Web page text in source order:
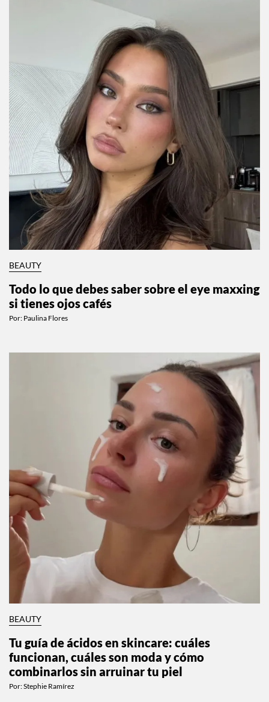
BEAUTY
Todo lo que debes saber sobre el eye maxxing
si tienes ojos cafés
Por: Paulina Flores
BEAUTY
Tu guía de ácidos en skincare: cuáles
funcionan, cuáles son moda y cómo
combinarlos sin arruinar tu piel
Por:Stephie Ramírez